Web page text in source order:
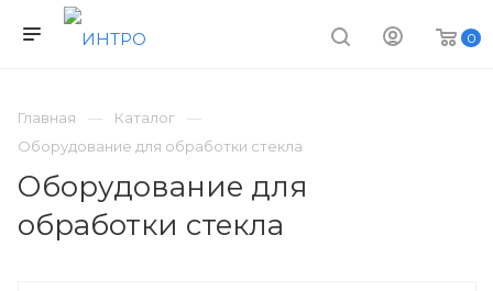
0
Главная
Каталог
Оборудование для обработки стекла
Оборудование для
обработки стекла